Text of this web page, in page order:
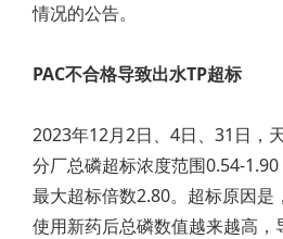
情况的公告。
PAC不合格导致出水TP超标
2023年12月2日、4日、31日，
分厂总磷超标浓度范围0.54-1.90
最大超标倍数2.80。超标原因是
使用新药后总磷数值越来越高，